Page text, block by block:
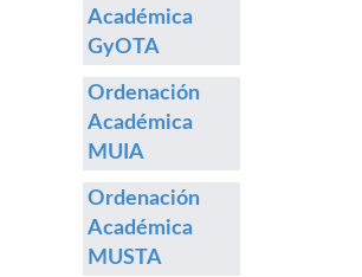
Académica
GyOTA
Ordenación
Académica
MUIA
Ordenación
Académica
MUSTA